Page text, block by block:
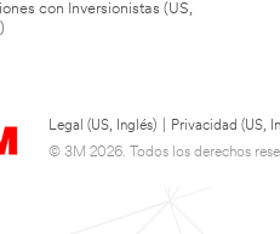
con Inversionistas (US,
Legal (US, Inglés) Privacidad (US,
© 3M 2026. Todos los derechos